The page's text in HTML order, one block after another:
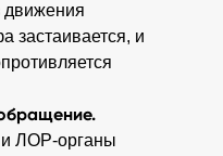
застаивается, и
ЛОР-органы